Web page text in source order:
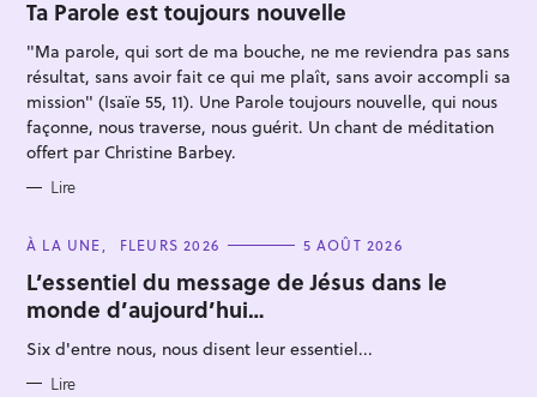
O
R
E
Ta Parole est toujours nouvelle
"Ma parole, qui sort de ma bouche, ne me reviendra pas sans
résultat, sans avoir fait ce qui me plaît, sans avoir accompli sa
mission" (Isaïe 55, 11). Une Parole toujours nouvelle, qui nous
façonne, nous traverse, nous guérit. Un chant de méditation
offert par Christine Barbey.
Lire
C
T
E
G
O
I
S
À LA UNE FLEURS 2026 5 AOÛT 2026
L’essentiel du message de Jésus dans le
monde d’aujourd’hui…
Six d'entre nous, nous disent leur essentiel...
Lire